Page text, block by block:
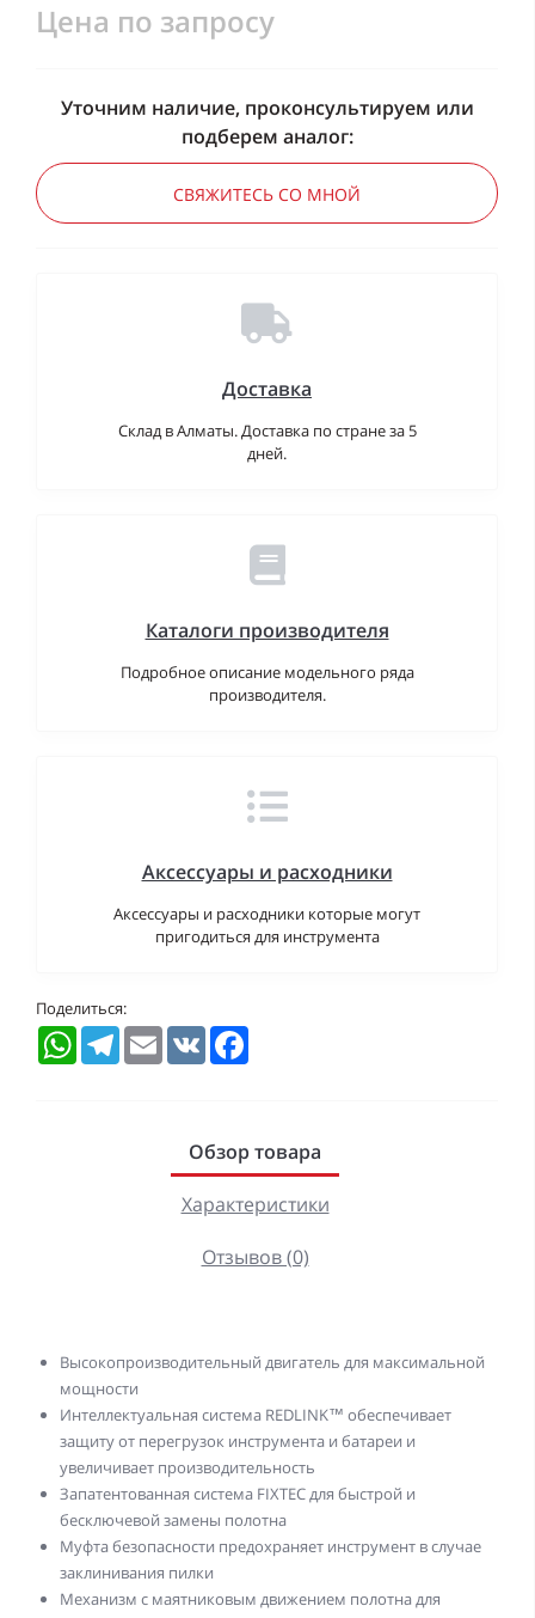
Цена по запросу
Уточним наличие, проконсультируем или
подберем аналог:
СВЯЖИТЕСЬ СО МНОЙ
Доставка
Склад в Алматы. Доставка по стране за 5
дней.
Каталоги производителя
Подробное описание модельного ряда
производителя.
Аксессуары и расходники
Аксессуары и расходники которые могут
пригодиться для инструмента
Поделиться:
WhatsAppTelegramEmail VK
Обзор товара
Характеристики
Отзывов (0)
Высокопроизводительный двигатель для максимальной
мощности
Интеллектуальная система REDLINK™ обеспечивает
защиту от перегрузок инструмента и батареи и
увеличивает производительность
Запатентованная система FIXTEC для быстрой и
бесключевой замены полотна
Муфта безопасности предохраняет инструмент в случае
заклинивания пилки
Механизм с маятниковым движением полотна для